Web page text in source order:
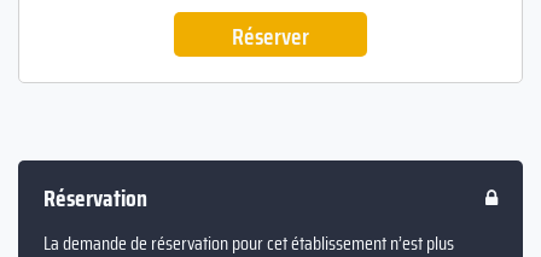
Réserver
Réservation
La demande de réservation pour cet établissement n’est plus